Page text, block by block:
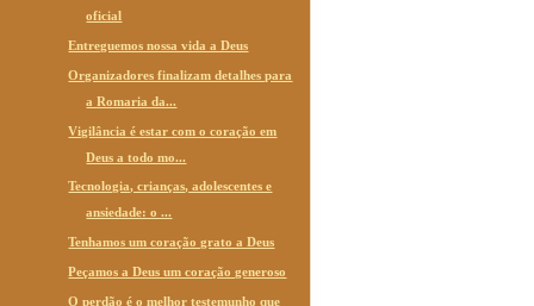
oficial
Entreguemos nossa vida a Deus
Organizadores finalizam detalhes para
a Romaria da...
Vigilância é estar com o coração em
Deus a todo mo...
Tecnologia, crianças, adolescentes e
ansiedade: o ...
Tenhamos um coração grato a Deus
Peçamos a Deus um coração generoso
O perdão é o melhor testemunho que